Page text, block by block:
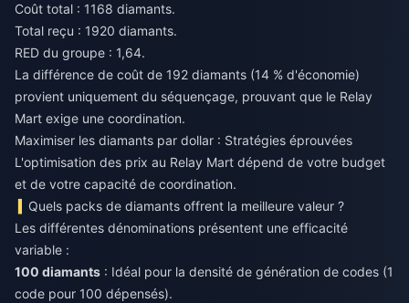
Coût total : 1168 diamants.
Total reçu : 1920 diamants.
RED du groupe : 1,64.
La différence de coût de 192 diamants (14 % d'économie)
provient uniquement du séquençage, prouvant que le Relay
Mart exige une coordination.
Maximiser les diamants par dollar : Stratégies éprouvées
L'optimisation des prix au Relay Mart dépend de votre budget
et de votre capacité de coordination.
Quels packs de diamants offrent la meilleure valeur ?
Les différentes dénominations présentent une efficacité
variable :
100 diamants : Idéal pour la densité de génération de codes (1
code pour 100 dépensés).